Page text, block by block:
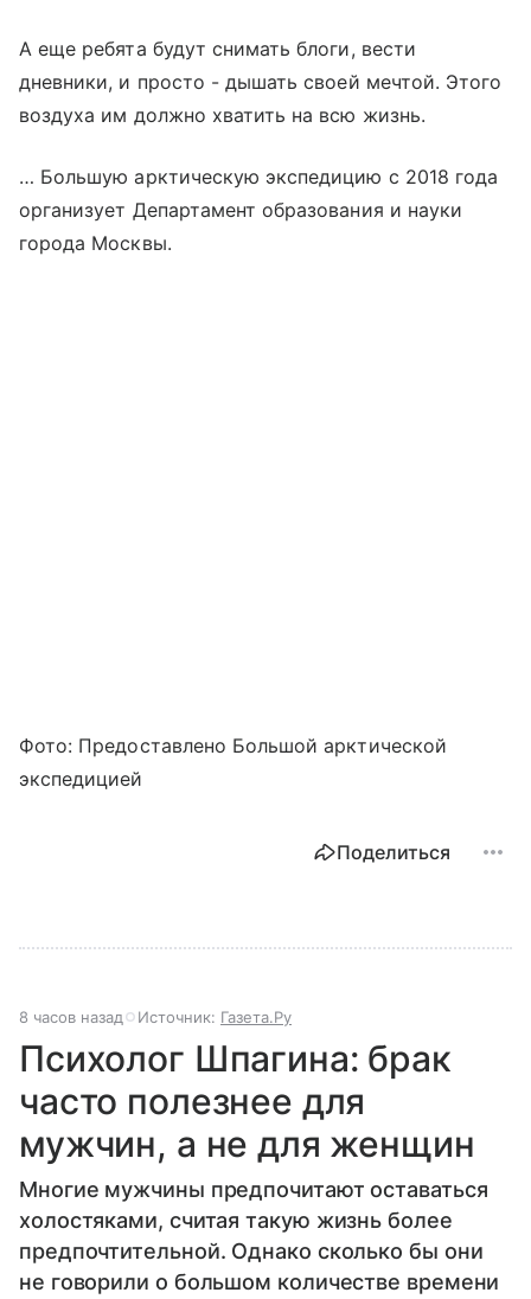
А еще ребята будут снимать блоги, вести
дневники, и просто - дышать своей мечтой. Этого
воздуха им должно хватить на всю жизнь.
… Большую арктическую экспедицию с 2018 года
организует Департамент образования и науки
города Москвы.
Фото: Предоставлено Большой арктической
экспедицией
Поделиться
8 часов назад Источник: Газета.Ру
Психолог Шпагина: брак
часто полезнее для
мужчин, а не для женщин
Многие мужчины предпочитают оставаться
холостяками, считая такую жизнь более
предпочтительной. Однако сколько бы они
не говорили о большом количестве времени